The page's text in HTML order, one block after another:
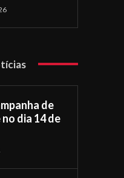
de
dia 14 de